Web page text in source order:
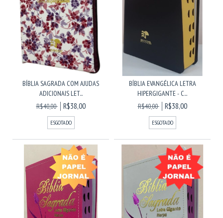
BÍBLIA SAGRADA COM AJUDAS
ADICIONAIS LET...
R$40,00
R$38,00
ESGOTADO
BÍBLIA EVANGÉLICA LETRA
HIPERGIGANTE - C...
R$40,00
R$38,00
ESGOTADO